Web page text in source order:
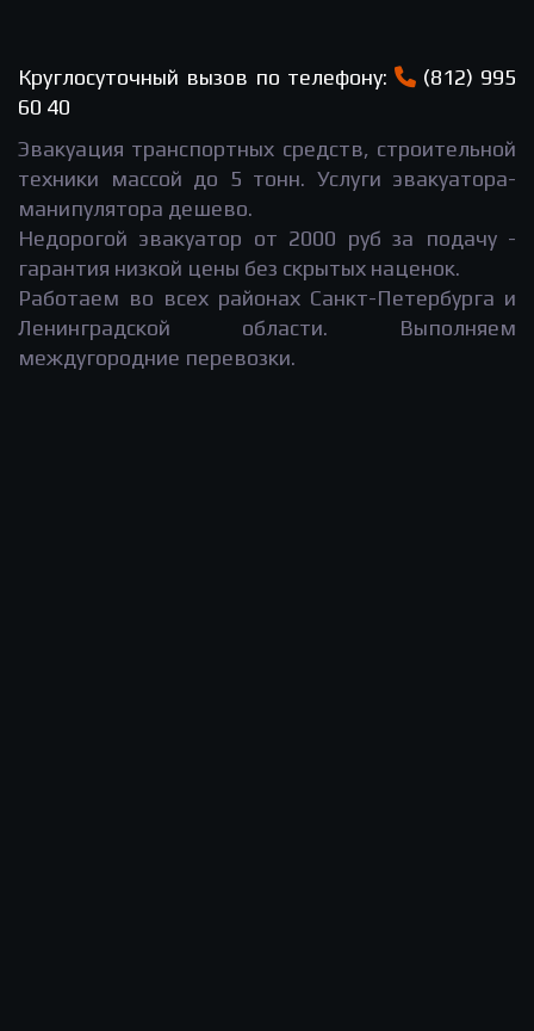
Круглосуточный вызов по телефону:
(812) 995
60 40
Эвакуация транспортных средств, строительной
техники массой до 5 тонн. Услуги эвакуатора-
манипулятора дешево.
Недорогой эвакуатор от 2000 руб за подачу -
гарантия низкой цены без скрытых наценок.
Работаем во всех районах Санкт-Петербурга и
Ленинградской области. Выполняем
междугородние перевозки.